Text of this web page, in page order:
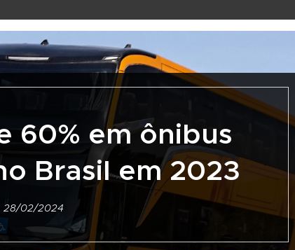
60% em ônibus
Brasil em 2023
28/02/2024